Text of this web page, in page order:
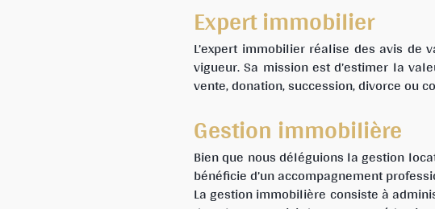
Expert immobilier
L’expert immobilier réalise des avis
vigueur. Sa mission est d’estimer la
vente, donation, succession, divorce ou
Gestion immobilière
Bien que nous déléguions la gestion
bénéficie d’un accompagnement
La gestion immobilière consiste à